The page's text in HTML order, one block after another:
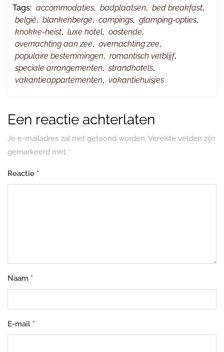
Tags: accommodaties, badplaatsen, bed breakfast,
belgië, blankenberge, campings, glamping-opties,
knokke-heist, luxe hotel, oostende,
overnachting aan zee, overnachting zee,
populaire bestemmingen, romantisch verblijf,
speciale arrangementen, strandhotels,
vakantieappartementen, vakantiehuisjes
Een reactie achterlaten
Je e-mailadres zal niet getoond worden. Vereiste velden zijn
gemarkeerd met *
Reactie *
Naam *
E-mail *